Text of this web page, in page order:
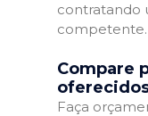
contratando
competente.
Compare
Faça